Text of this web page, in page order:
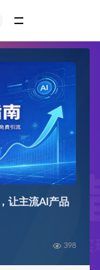
让主流AI产品
398